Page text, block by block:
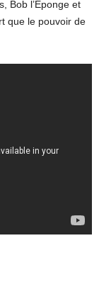
Bob l’Éponge et
que le pouvoir de